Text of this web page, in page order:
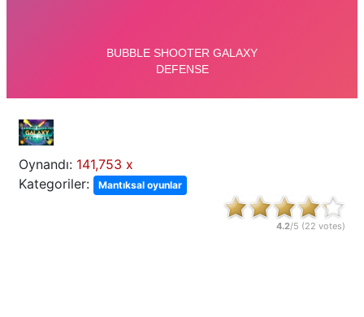
Oynandı: 141,753 x
Kategoriler:
Mantıksal oyunlar
4.2/5 (22 votes)